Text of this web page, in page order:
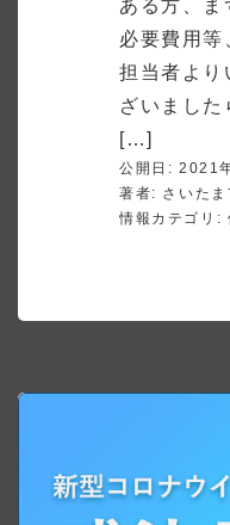
ある方、ま
必要費用等
担当者より
ざいまし
[…]
公開日: 2021
著者: さいた
情報カテゴリ: